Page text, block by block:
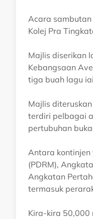
Acara
Kolej Pra
Majlis diserikan
Kebangsaan
tiga buah lagu
Majlis
terdiri pelbagai
pertubuhan
Antara
(PDRM),
Angkatan
termasuk
Kira-kira 50,000